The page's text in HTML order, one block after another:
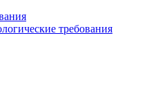
требования